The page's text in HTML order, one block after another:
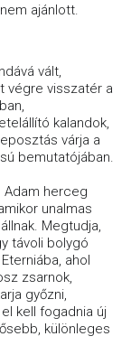
ajánlott.
vált,
végre visszatér a
kalandok,
várja a
bemutatójában.
Adam herceg
unalmas
Megtudja,
távoli bolygó
ahol
zsarnok,
győzni,
kell fogadnia új
különleges